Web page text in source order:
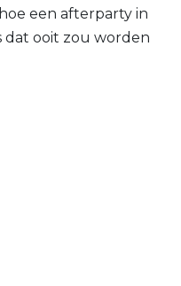
een afterparty in
ooit zou worden